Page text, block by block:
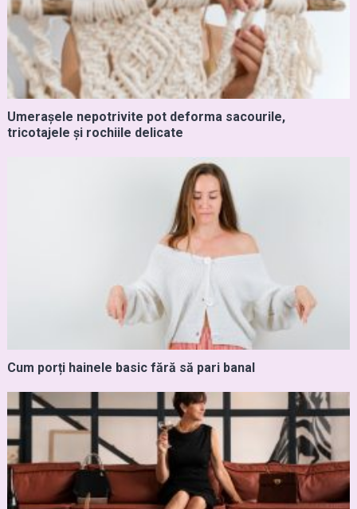
Umerașele nepotrivite pot deforma sacourile,
tricotajele și rochiile delicate
Cum porți hainele basic fără să pari banal